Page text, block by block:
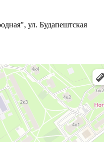
ул. Будапештская